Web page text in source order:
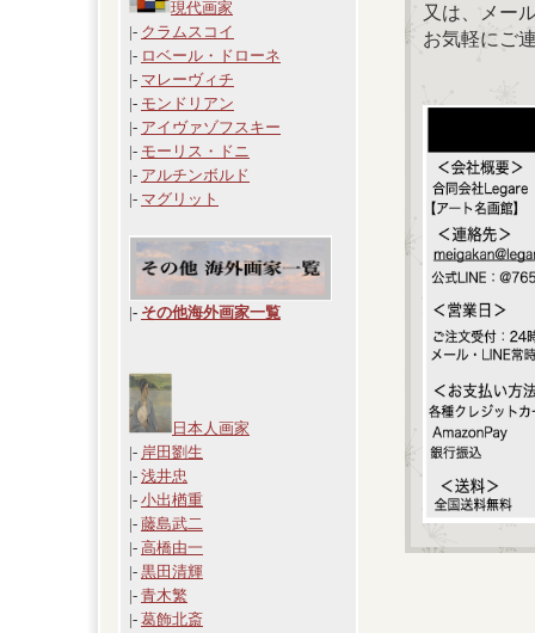
現代画家
|- クラムスコイ
|- ロベール・ドローネ
|- マレーヴィチ
|- モンドリアン
|- アイヴァゾフスキー
|- モーリス・ドニ
|- アルチンボルド
|- マグリット
|- その他海外画家一覧
日本人画家
|- 岸田劉生
|- 浅井忠
|- 小出楢重
|- 藤島武二
|- 高橋由一
|- 黒田清輝
|- 青木繁
|- 葛飾北斎
又は、メー
お気軽にご